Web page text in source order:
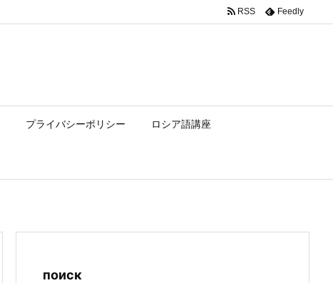
プライバシーポリシー ロシア語講座
RSS Feedly
поиск